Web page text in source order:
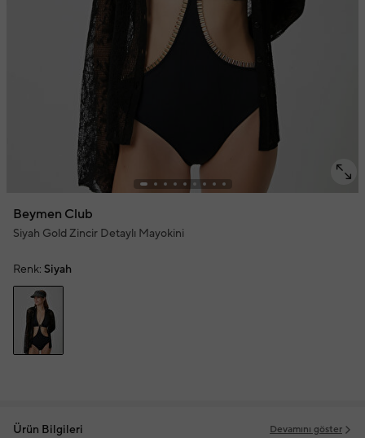
Beymen Club
Siyah Gold Zincir Detaylı Mayokini
Renk: Siyah
Ürün Bilgileri Devamını göster